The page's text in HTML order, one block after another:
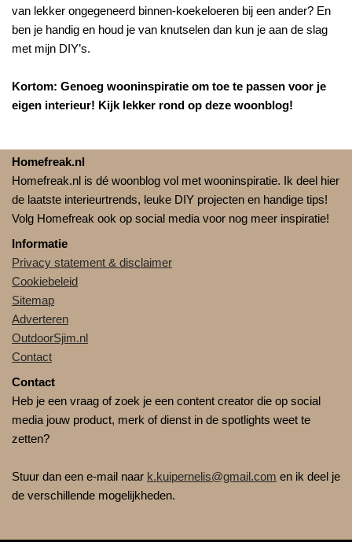
van lekker ongegeneerd binnen-koekeloeren bij een ander? En
ben je handig en houd je van knutselen dan kun je aan de slag
met mijn DIY’s.
Kortom: Genoeg wooninspiratie om toe te passen voor je
eigen interieur! Kijk lekker rond op deze woonblog!
Homefreak.nl
Homefreak.nl is dé woonblog vol met wooninspiratie. Ik deel hier
de laatste interieurtrends, leuke DIY projecten en handige tips!
Volg Homefreak ook op social media voor nog meer inspiratie!
Informatie
Privacy statement & disclaimer
Cookiebeleid
Sitemap
Adverteren
OutdoorSjim.nl
Contact
Contact
Heb je een vraag of zoek je een content creator die op social
media jouw product, merk of dienst in de spotlights weet te
zetten?
Stuur dan een e-mail naar k.kuipernelis@gmail.com en ik deel je
de verschillende mogelijkheden.